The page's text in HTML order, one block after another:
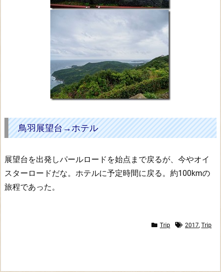
鳥羽展望台→ホテル
展望台を出発しパールロードを始点まで戻るが、今やオイ
スターロードだな。ホテルに予定時間に戻る。約100kmの
旅程であった。
Trip 2017, Trip